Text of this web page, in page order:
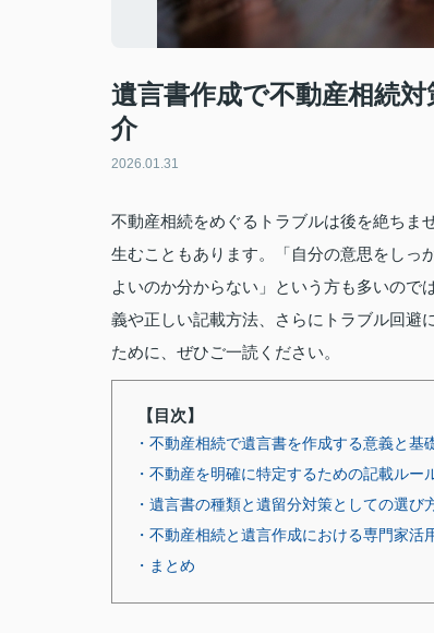
遺言書作成で不動産相続
介
2026.01.31
不動産相続をめぐるトラブルは後を絶ちま
生むこともあります。「自分の意思をしっ
よいのか分からない」という方も多いので
義や正しい記載方法、さらにトラブル回避
ために、ぜひご一読ください。
【目次】
・不動産相続で遺言書を作成する意義と基
・不動産を明確に特定するための記載ルー
・遺言書の種類と遺留分対策としての選び
・不動産相続と遺言作成における専門家活
・まとめ